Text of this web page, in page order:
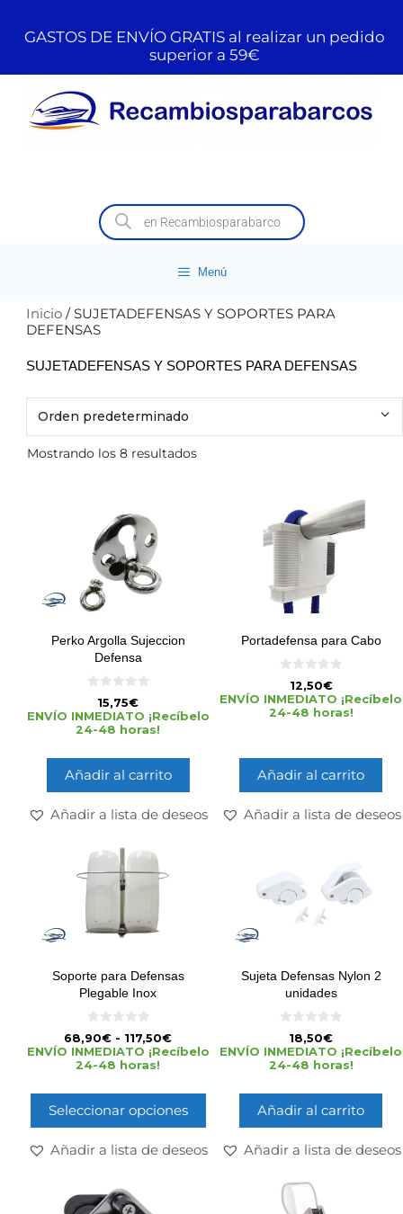
GASTOS DE ENVÍO GRATIS al realizar un pedido
superior a 59€
Menú
Inicio / SUJETADEFENSAS Y SOPORTES PARA
DEFENSAS
SUJETADEFENSAS Y SOPORTES PARA DEFENSAS
Mostrando los 8 resultados
Perko Argolla Sujeccion
Defensa
e
5
15,75€
ENVÍO INMEDIATO ¡Recíbelo
24-48 horas!
Añadir al carrito
Añadir a lista de deseos
Portadefensa para Cabo
e
5
12,50€
ENVÍO INMEDIATO ¡Recíbelo
24-48 horas!
Añadir al carrito
Añadir a lista de deseos
Soporte para Defensas
Plegable Inox
0
d
e
5
68,90€ - 117,50€
ENVÍO INMEDIATO ¡Recíbelo
24-48 horas!
Seleccionar opciones
Añadir a lista de deseos
Sujeta Defensas Nylon 2
unidades
e
5
18,50€
ENVÍO INMEDIATO ¡Recíbelo
24-48 horas!
Añadir al carrito
Añadir a lista de deseos